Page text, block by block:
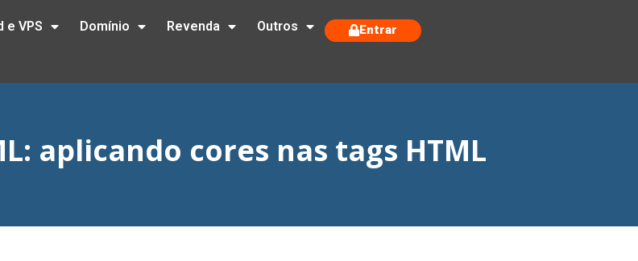
e VPS Domínio Revenda Outros Entrar
aplicando cores nas tags HTML